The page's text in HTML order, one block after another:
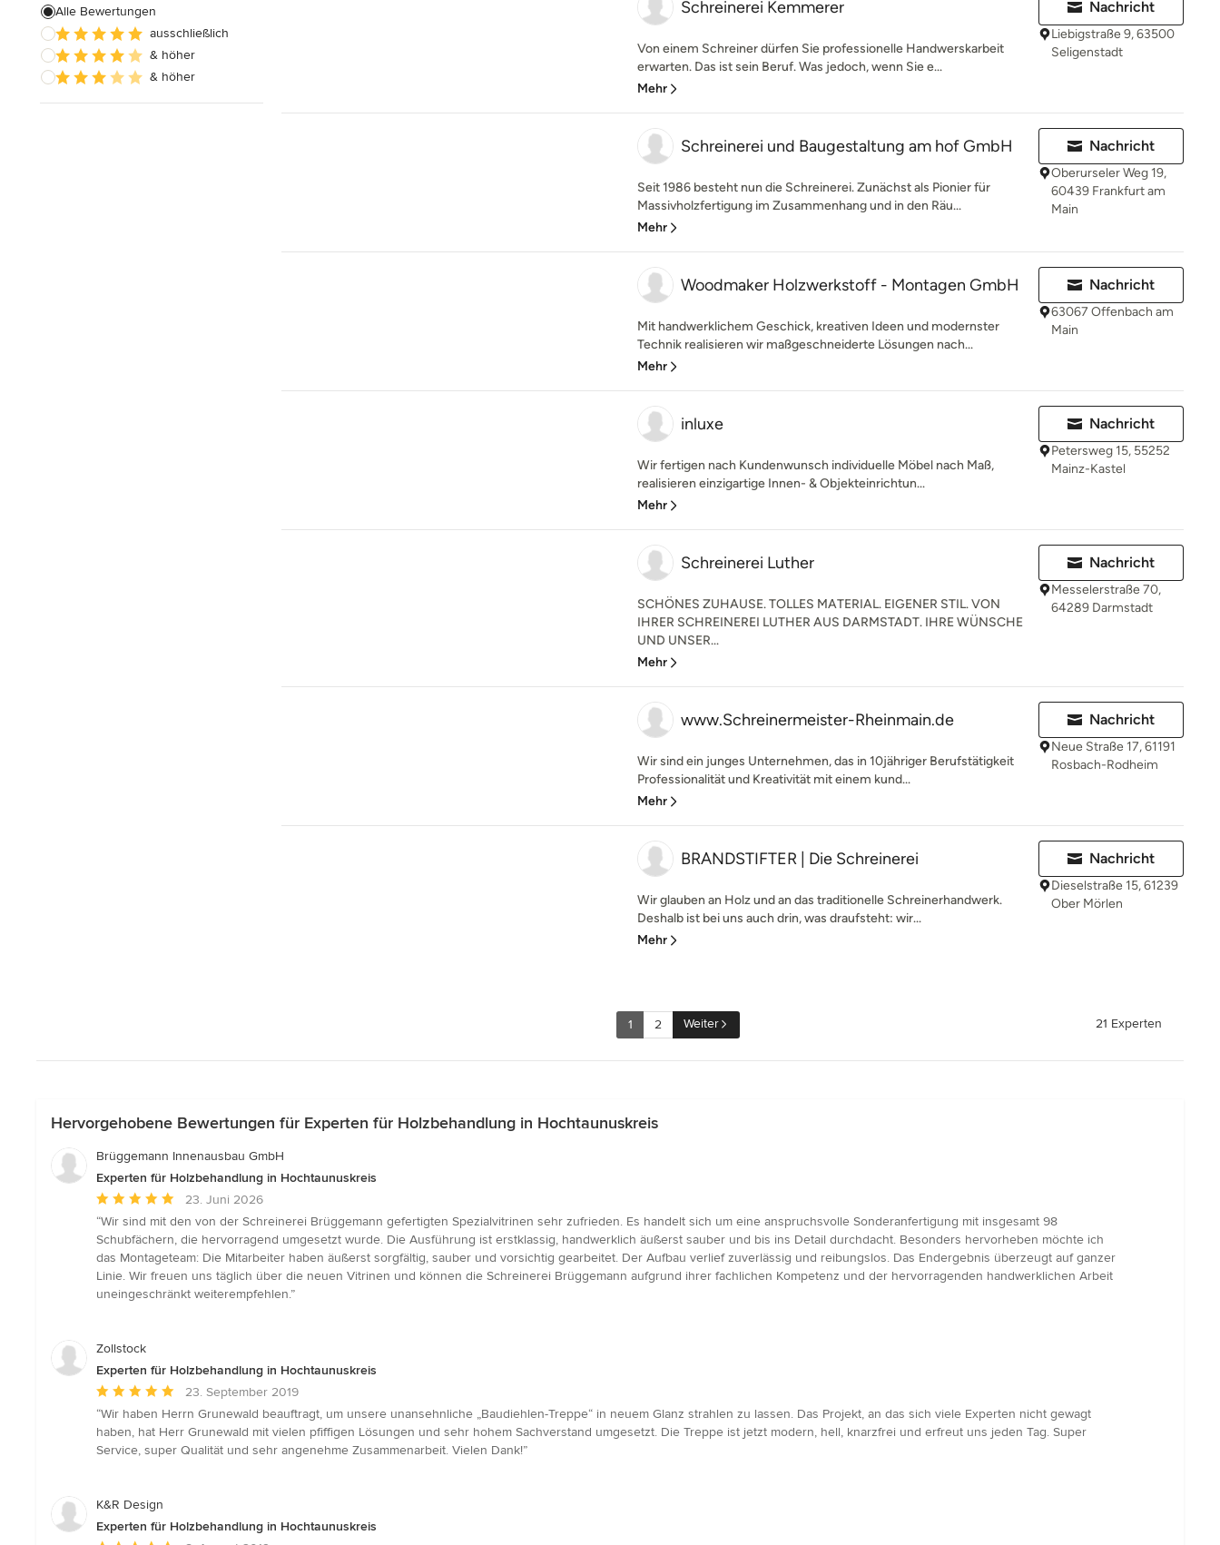
Alle Bewertungen
ausschließlich
& höher
& höher
Schreinerei Kemmerer
Von einem Schreiner dürfen Sie professionelle Handwerskarbeit
erwarten. Das ist sein Beruf. Was jedoch, wenn Sie e...
Mehr
Nachricht
Liebigstraße 9, 63500
Seligenstadt
Schreinerei und Baugestaltung am hof GmbH
Seit 1986 besteht nun die Schreinerei. Zunächst als Pionier für
Massivholzfertigung im Zusammenhang und in den Räu...
Mehr
Nachricht
Oberurseler Weg 19,
60439 Frankfurt am
Main
Woodmaker Holzwerkstoff - Montagen GmbH
Mit handwerklichem Geschick, kreativen Ideen und modernster
Technik realisieren wir maßgeschneiderte Lösungen nach...
Mehr
Nachricht
63067 Offenbach am
Main
inluxe
Wir fertigen nach Kundenwunsch individuelle Möbel nach Maß,
realisieren einzigartige Innen- & Objekteinrichtun...
Mehr
Nachricht
Petersweg 15, 55252
Mainz-Kastel
Schreinerei Luther
SCHÖNES ZUHAUSE. TOLLES MATERIAL. EIGENER STIL. VON
IHRER SCHREINEREI LUTHER AUS DARMSTADT. IHRE WÜNSCHE
UND UNSER...
Mehr
Nachricht
Messelerstraße 70,
64289 Darmstadt
www.Schreinermeister-Rheinmain.de
Wir sind ein junges Unternehmen, das in 10jähriger Berufstätigkeit
Professionalität und Kreativität mit einem kund...
Mehr
Nachricht
Neue Straße 17, 61191
Rosbach-Rodheim
BRANDSTIFTER | Die Schreinerei
Wir glauben an Holz und an das traditionelle Schreinerhandwerk.
Deshalb ist bei uns auch drin, was draufsteht: wir...
Mehr
Nachricht
Dieselstraße 15, 61239
Ober Mörlen
1 2 Weiter 21 Experten
Hervorgehobene Bewertungen für Experten für Holzbehandlung in Hochtaunuskreis
Brüggemann Innenausbau GmbH
Experten für Holzbehandlung in Hochtaunuskreis
Durchschnittliche
Bewertung:
5
von
5
Sternen
23. Juni 2026
“Wir sind mit den von der Schreinerei Brüggemann gefertigten Spezialvitrinen sehr zufrieden. Es handelt sich um eine anspruchsvolle Sonderanfertigung mit insgesamt 98
Schubfächern, die hervorragend umgesetzt wurde. Die Ausführung ist erstklassig, handwerklich äußerst sauber und bis ins Detail durchdacht. Besonders hervorheben möchte ich
das Montageteam: Die Mitarbeiter haben äußerst sorgfältig, sauber und vorsichtig gearbeitet. Der Aufbau verlief zuverlässig und reibungslos. Das Endergebnis überzeugt auf ganzer
Linie. Wir freuen uns täglich über die neuen Vitrinen und können die Schreinerei Brüggemann aufgrund ihrer fachlichen Kompetenz und der hervorragenden handwerklichen Arbeit
uneingeschränkt weiterempfehlen.”
Zollstock
Experten für Holzbehandlung in Hochtaunuskreis
Durchschnittliche
Bewertung:
5
von
23. September 2019
“Wir haben Herrn Grunewald beauftragt, um unsere unansehnliche „Baudiehlen-Treppe“ in neuem Glanz strahlen zu lassen. Das Projekt, an das sich viele Experten nicht gewagt
haben, hat Herr Grunewald mit vielen pfiffigen Lösungen und sehr hohem Sachverstand umgesetzt. Die Treppe ist jetzt modern, hell, knarzfrei und erfreut uns jeden Tag. Super
Service, super Qualität und sehr angenehme Zusammenarbeit. Vielen Dank!”
K&R Design
Experten für Holzbehandlung in Hochtaunuskreis